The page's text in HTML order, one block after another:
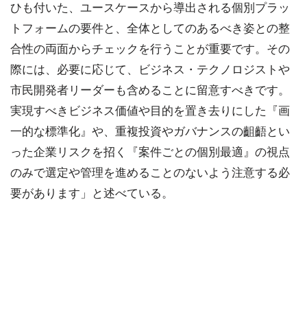
ひも付いた、ユースケースから導出される個別プラッ
トフォームの要件と、全体としてのあるべき姿との整
合性の両面からチェックを行うことが重要です。その
際には、必要に応じて、ビジネス・テクノロジストや
市民開発者リーダーも含めることに留意すべきです。
実現すべきビジネス価値や目的を置き去りにした『画
一的な標準化』や、重複投資やガバナンスの齟齬とい
った企業リスクを招く『案件ごとの個別最適』の視点
のみで選定や管理を進めることのないよう注意する必
要があります」と述べている。